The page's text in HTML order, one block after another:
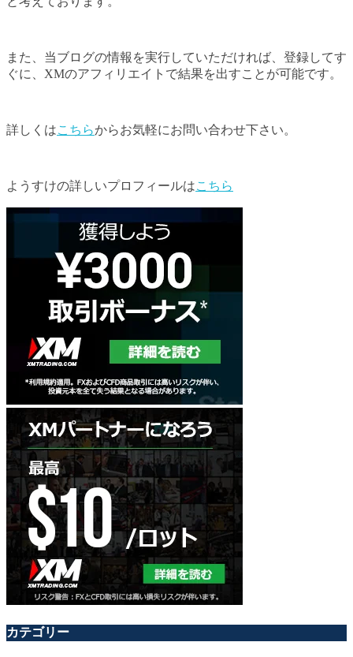
また、当ブログの情報を実行していただければ、登録してす
ぐに、XMのアフィリエイトで結果を出すことが可能です。
詳しくはこちらからお気軽にお問い合わせ下さい。
ようすけの詳しいプロフィールはこちら
カテゴリー